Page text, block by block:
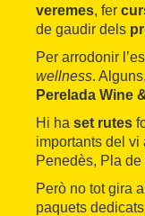
veremes, fer
de gaudir dels
Per arrodonir
wellness.
Perelada Wine
Hi ha set rutes
importants del vi
Penedès, Pla
Però no tot gira
paquets dedicats